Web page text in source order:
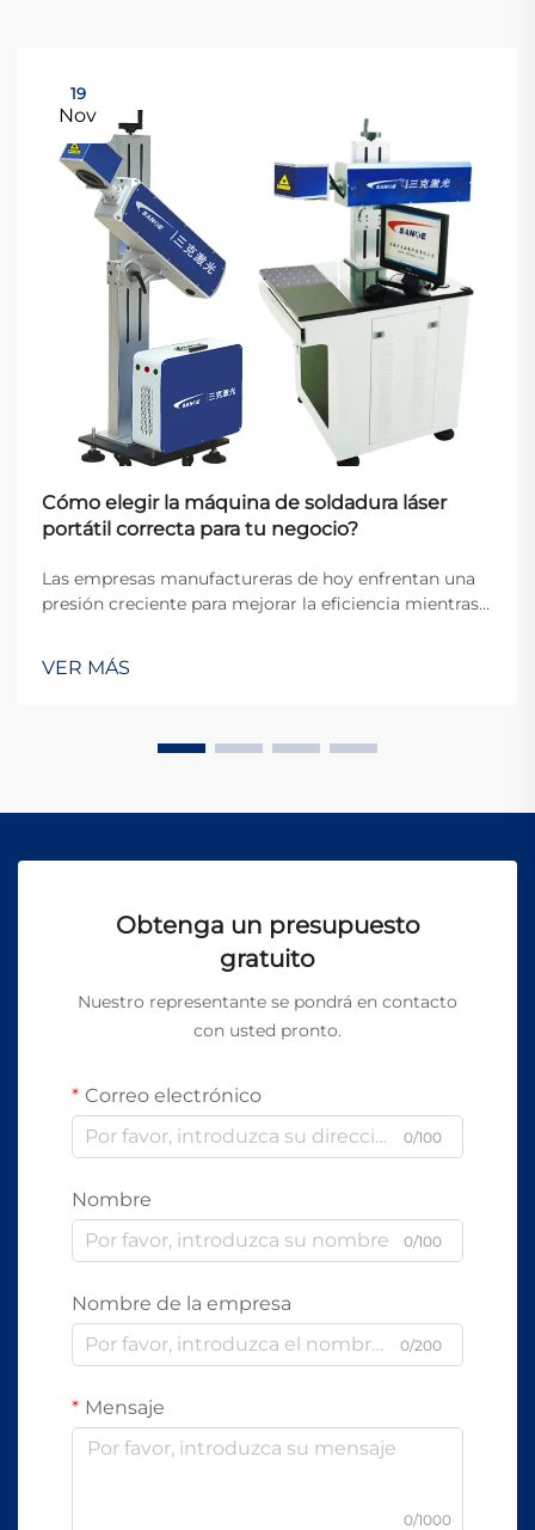
19
Nov
Cómo elegir la máquina de soldadura láser
portátil correcta para tu negocio?
Las empresas manufactureras de hoy enfrentan una
presión creciente para mejorar la eficiencia mientras
aparición de máquinas portátiles de soldadura láser
ha revolucionado la industria de la soldadura al
VER MÁS
Obtenga un presupuesto
gratuito
Nuestro representante se pondrá en contacto
con usted pronto.
Correo electrónico
0/100
Nombre
0/100
Nombre de la empresa
0/200
Mensaje
0/1000